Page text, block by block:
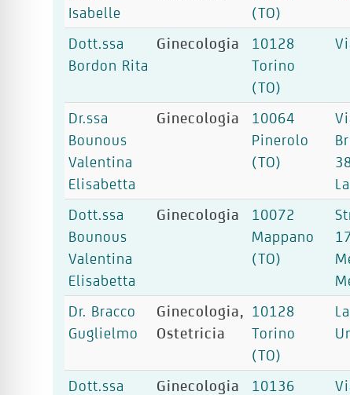
Isabelle
(TO)
Dott.ssa
Bordon Rita
Ginecologia
10128
Torino
(TO)
Dr.ssa
Bounous
Valentina
Elisabetta
Ginecologia
10064
Pinerolo
(TO)
Dott.ssa
Bounous
Valentina
Elisabetta
Ginecologia
10072
Mappano
(TO)
Dr. Bracco
Guglielmo
Ginecologia,
Ostetricia
10128
Torino
(TO)
Dott.ssa
Ginecologia
10136